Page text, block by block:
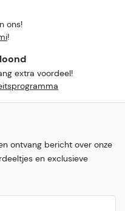
ons!
!
extra voordeel!
ontvang bericht over onze
en exclusieve